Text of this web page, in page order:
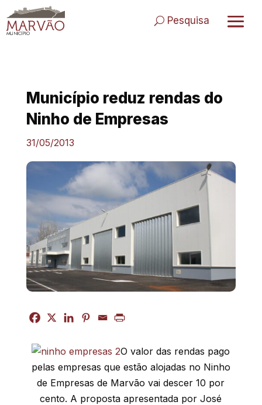
to
content
Pesquisa
Município reduz rendas do
Ninho de Empresas
31/05/2013
O valor das rendas pago
pelas empresas que estão alojadas no Ninho
de Empresas de Marvão vai descer 10 por
cento. A proposta apresentada por José